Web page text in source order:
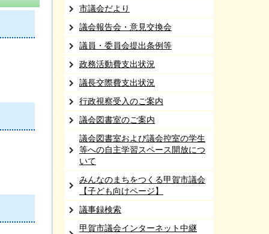
市議会だより
議会報告会・意見交換会
議員・委員会提出条例等
政務活動費支出状況
議長交際費支出状況
行政視察受入のご案内
議会図書室のご案内
議会図書室および議会控室の学生
等への自主学習スペース開放につ
いて
みんなのまちをつくる甲賀市議会
【子ども向けページ】
議事録検索
甲賀市議会インターネット中継